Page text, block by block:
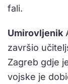
fali.
Umirovljenik
završio
Zagreb gdje
vojske je